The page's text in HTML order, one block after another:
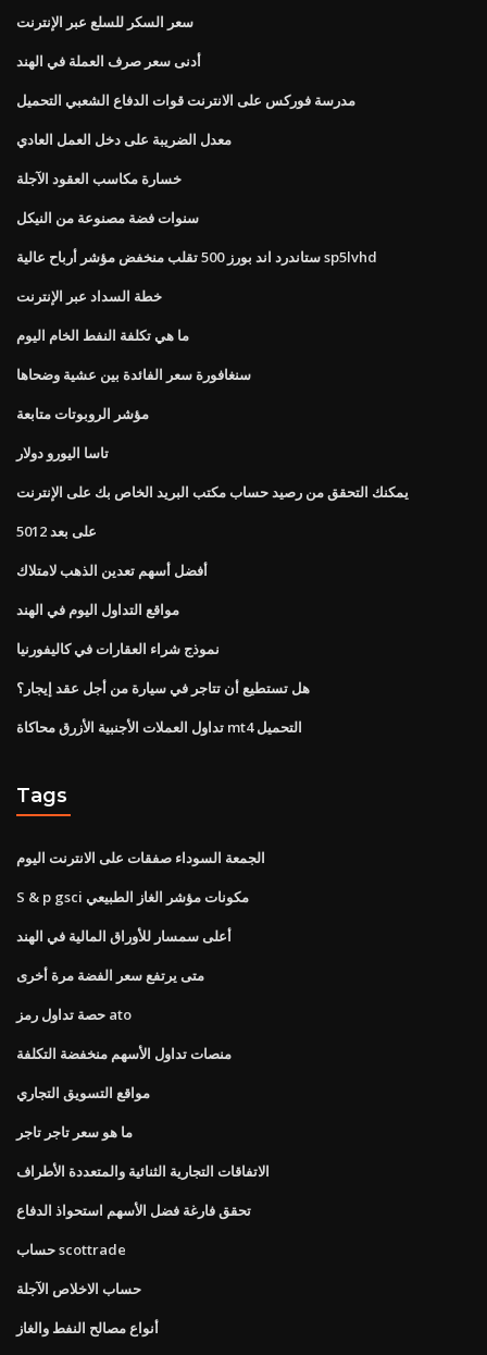
سعر السكر للسلع عبر الإنترنت
أدنى سعر صرف العملة في الهند
مدرسة فوركس على الانترنت قوات الدفاع الشعبي التحميل
معدل الضريبة على دخل العمل العادي
خسارة مكاسب العقود الآجلة
سنوات فضة مصنوعة من النيكل
ستاندرد اند بورز 500 تقلب منخفض مؤشر أرباح عالية sp5lvhd
خطة السداد عبر الإنترنت
ما هي تكلفة النفط الخام اليوم
سنغافورة سعر الفائدة بين عشية وضحاها
مؤشر الروبوتات متابعة
تاسا اليورو دولار
يمكنك التحقق من رصيد حساب مكتب البريد الخاص بك على الإنترنت
على بعد 5012
أفضل أسهم تعدين الذهب لامتلاك
مواقع التداول اليوم في الهند
نموذج شراء العقارات في كاليفورنيا
هل تستطيع أن تتاجر في سيارة من أجل عقد إيجار؟
تداول العملات الأجنبية الأزرق محاكاة mt4 التحميل
Tags
الجمعة السوداء صفقات على الانترنت اليوم
S & p gsci مكونات مؤشر الغاز الطبيعي
أعلى سمسار للأوراق المالية في الهند
متى يرتفع سعر الفضة مرة أخرى
حصة تداول رمز ato
منصات تداول الأسهم منخفضة التكلفة
مواقع التسويق التجاري
ما هو سعر تاجر تاجر
الاتفاقات التجارية الثنائية والمتعددة الأطراف
تحقق فارغة فضل الأسهم استحواذ الدفاع
حساب scottrade
حساب الاخلاص الآجلة
أنواع مصالح النفط والغاز